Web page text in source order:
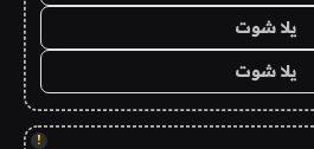
يلا شوت
يلا شوت
!